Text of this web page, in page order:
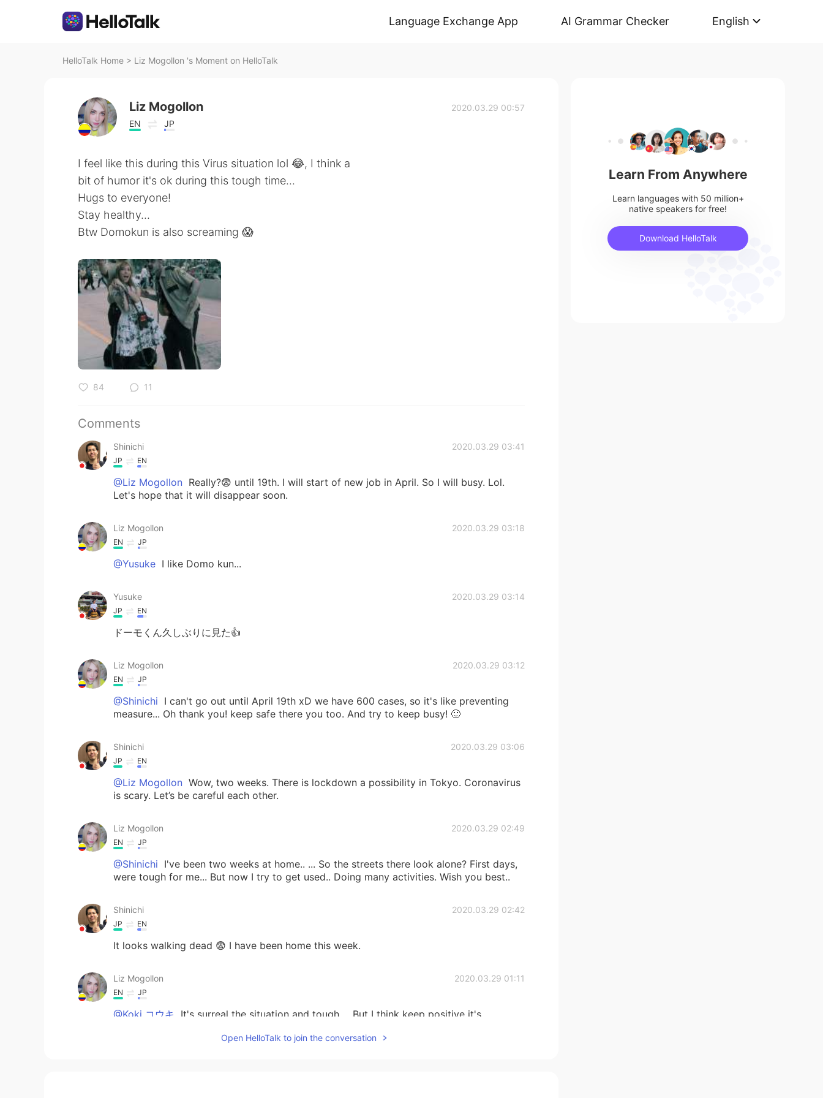
Language Exchange App AI Grammar Checker English
HelloTalk Home > Liz Mogollon 's Moment on HelloTalk
Liz Mogollon
EN JP
2020.03.29 00:57
I feel like this during this Virus situation lol 😂, I think a
bit of humor it's ok during this tough time...
Hugs to everyone!
Stay healthy...
Btw Domokun is also screaming 😱
84 11
Comments
Shinichi 2020.03.29 03:41
JP EN
@Liz Mogollon Really?😨 until 19th. I will start of new job in April. So I will busy. Lol.
Let's hope that it will disappear soon.
Liz Mogollon 2020.03.29 03:18
EN JP
@Yusuke I like Domo kun...
Yusuke 2020.03.29 03:14
JP EN
ドーモくん久しぶりに見た👍
Liz Mogollon 2020.03.29 03:12
EN JP
@Shinichi I can't go out until April 19th xD we have 600 cases, so it's like preventing
measure... Oh thank you! keep safe there you too. And try to keep busy! 🙂
Shinichi 2020.03.29 03:06
JP EN
@Liz Mogollon Wow, two weeks. There is lockdown a possibility in Tokyo. Coronavirus
is scary. Let’s be careful each other.
Liz Mogollon 2020.03.29 02:49
EN JP
@Shinichi I've been two weeks at home.. ... So the streets there look alone? First days,
were tough for me... But now I try to get used.. Doing many activities. Wish you best..
Shinichi 2020.03.29 02:42
JP EN
It looks walking dead 😨 I have been home this week.
Liz Mogollon 2020.03.29 01:11
EN JP
@Koki コウキ
It's surreal the situation and tough ... But I think keep positive it's
Open HelloTalk to join the conversation
Learn From Anywhere
Learn languages with 50 million+
native speakers for free!
Download HelloTalk